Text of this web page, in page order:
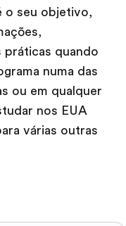
o seu objetivo,
práticas quando
numa das
ou em qualquer
nos EUA
várias outras